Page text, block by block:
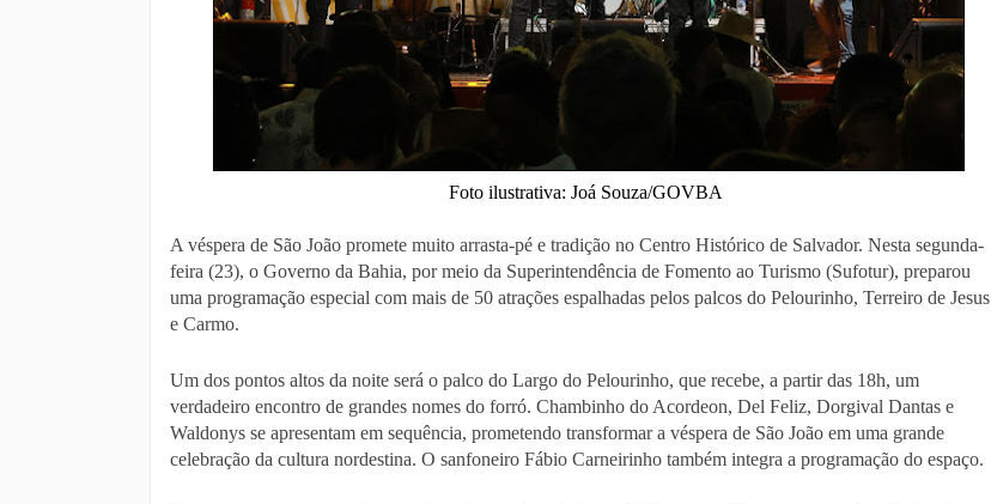
Foto ilustrativa: Joá Souza/GOVBA
A véspera de São João promete muito arrasta-pé e tradição no Centro Histórico de Salvador. Nesta segunda-
feira (23), o Governo da Bahia, por meio da Superintendência de Fomento ao Turismo (Sufotur), preparou
uma programação especial com mais de 50 atrações espalhadas pelos palcos do Pelourinho, Terreiro de Jesus
e Carmo.
Um dos pontos altos da noite será o palco do Largo do Pelourinho, que recebe, a partir das 18h, um
verdadeiro encontro de grandes nomes do forró. Chambinho do Acordeon, Del Feliz, Dorgival Dantas e
Waldonys se apresentam em sequência, prometendo transformar a véspera de São João em uma grande
celebração da cultura nordestina. O sanfoneiro Fábio Carneirinho também integra a programação do espaço.